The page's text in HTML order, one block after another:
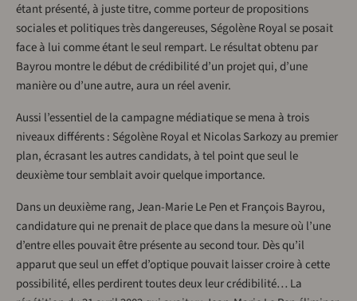
étant présenté, à juste titre, comme porteur de propositions
sociales et politiques très dangereuses, Ségolène Royal se posait
face à lui comme étant le seul rempart. Le résultat obtenu par
Bayrou montre le début de crédibilité d’un projet qui, d’une
manière ou d’une autre, aura un réel avenir.
Aussi l’essentiel de la campagne médiatique se mena à trois
niveaux différents : Ségolène Royal et Nicolas Sarkozy au premier
plan, écrasant les autres candidats, à tel point que seul le
deuxième tour semblait avoir quelque importance.
Dans un deuxième rang, Jean-Marie Le Pen et François Bayrou,
candidature qui ne prenait de place que dans la mesure où l’une
d’entre elles pouvait être présente au second tour. Dès qu’il
apparut que seul un effet d’optique pouvait laisser croire à cette
possibilité, elles perdirent toutes deux leur crédibilité… La